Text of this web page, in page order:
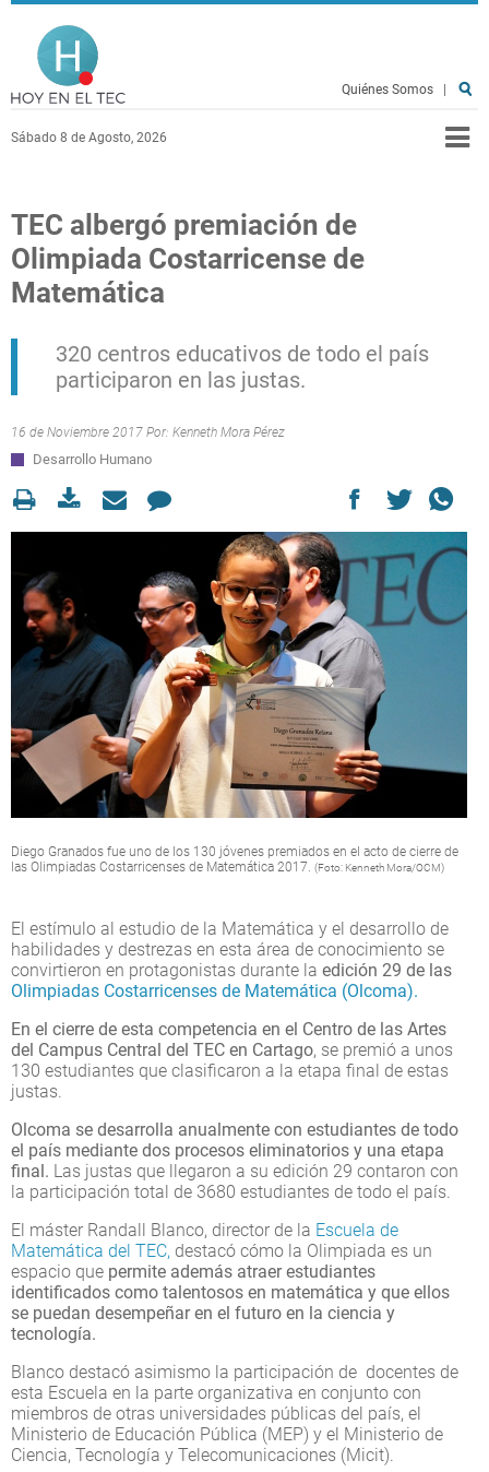
Pasar al contenido principal
Sábado 8 de Agosto, 2026
Quiénes Somos
TEC albergó premiación de
Olimpiada Costarricense de
Matemática
320 centros educativos de todo el país
participaron en las justas.
16 de Noviembre 2017 Por: Kenneth Mora Pérez
Desarrollo Humano
Diego Granados fue uno de los 130 jóvenes premiados en el acto de cierre de
las Olimpiadas Costarricenses de Matemática 2017. (Foto: Kenneth Mora/OCM)
El estímulo al estudio de la Matemática y el desarrollo de
habilidades y destrezas en esta área de conocimiento se
convirtieron en protagonistas durante la edición 29 de las
Olimpiadas Costarricenses de Matemática (Olcoma).
En el cierre de esta competencia en el Centro de las Artes
del Campus Central del TEC en Cartago, se premió a unos
130 estudiantes que clasificaron a la etapa final de estas
justas.
Olcoma se desarrolla anualmente con estudiantes de todo
el país mediante dos procesos eliminatorios y una etapa
final. Las justas que llegaron a su edición 29 contaron con
la participación total de 3680 estudiantes de todo el país.
El máster Randall Blanco, director de la Escuela de
Matemática del TEC, destacó cómo la Olimpiada es un
espacio que permite además atraer estudiantes
identificados como talentosos en matemática y que ellos
se puedan desempeñar en el futuro en la ciencia y
tecnología.
Blanco destacó asimismo la participación de docentes de
esta Escuela en la parte organizativa en conjunto con
miembros de otras universidades públicas del país, el
Ministerio de Educación Pública (MEP) y el Ministerio de
Ciencia, Tecnología y Telecomunicaciones (Micit).